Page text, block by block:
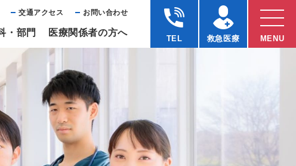
交通アクセス お問い合わせ
・部⾨ 医療関係者の⽅へ
TEL 救急医療 MENU